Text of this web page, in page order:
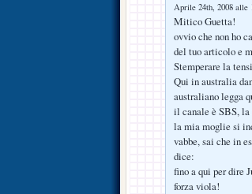
Aprile 24th, 2008 alle
Mitico Guetta!
ovvio che non ho
del tuo articolo e
Stemperare la
Qui in australia
australiano legga
il canale è SBS,
la mia moglie si
vabbe, sai che in
dice:
fino a qui per dire
forza viola!